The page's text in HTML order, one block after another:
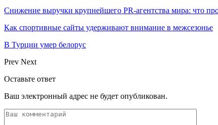
Снижение выручки крупнейшего PR-агентства мира: что
Как спортивные сайты удерживают внимание в межсезонье
В Турции умер белорус
Prev Next
Оставьте ответ
Ваш электронный адрес не будет опубликован.